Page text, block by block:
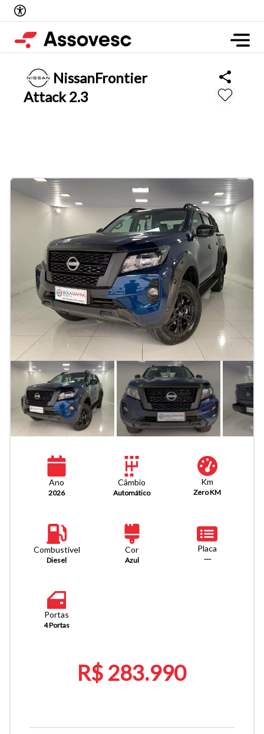
NissanFrontier
Attack 2.3
Ano
2026
Câmbio
Automático
Km
Zero KM
Combustível
Diesel
Cor
Azul
Placa
---
Portas
4 Portas
R$ 283.990